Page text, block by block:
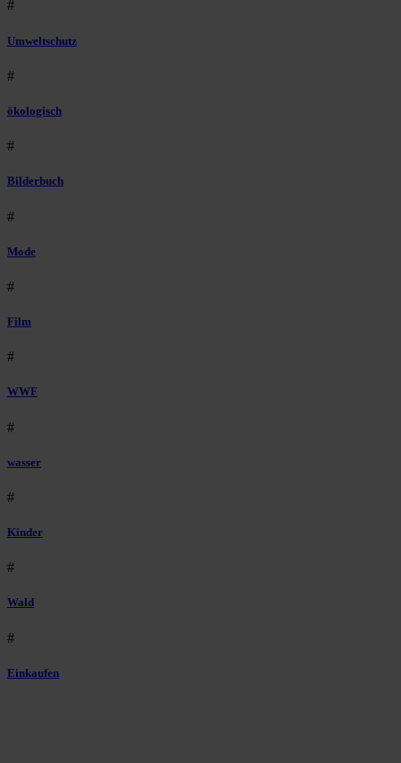
#
Umweltschutz
#
ökologisch
#
Bilderbuch
#
Mode
#
Film
#
WWF
#
wasser
#
Kinder
#
Wald
#
Einkaufen